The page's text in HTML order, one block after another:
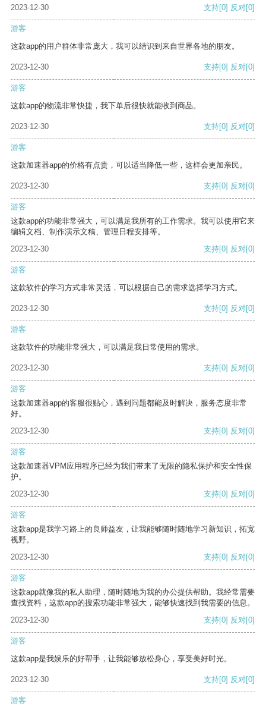
2023-12-30 支持[0] 反对[0]
游客
这款app的用户群体非常庞大，我可以结识到来自世界各地的朋友。
2023-12-30 支持[0] 反对[0]
游客
这款app的物流非常快捷，我下单后很快就能收到商品。
2023-12-30 支持[0] 反对[0]
游客
这款加速器app的价格有点贵，可以适当降低一些，这样会更加亲民。
2023-12-30 支持[0] 反对[0]
游客
这款app的功能非常强大，可以满足我所有的工作需求。我可以使用它来
编辑文档、制作演示文稿、管理日程安排等。
2023-12-30
支持[0] 反对[0]
游客
这款软件的学习方式非常灵活，可以根据自己的需求选择学习方式。
2023-12-30 支持[0] 反对[0]
游客
这款软件的功能非常强大，可以满足我日常使用的需求。
2023-12-30 支持[0] 反对[0]
游客
这款加速器app的客服很贴心，遇到问题都能及时解决，服务态度非常
好。
2023-12-30
支持[0] 反对[0]
游客
这款加速器VPM应用程序已经为我们带来了无限的隐私保护和安全性保
护。
2023-12-30
支持[0] 反对[0]
游客
这款app是我学习路上的良师益友，让我能够随时随地学习新知识，拓宽
视野。
2023-12-30
支持[0] 反对[0]
游客
这款app就像我的私人助理，随时随地为我的办公提供帮助。我经常需要
查找资料，这款app的搜索功能非常强大，能够快速找到我需要的信息。
2023-12-30
支持[0] 反对[0]
游客
这款app是我娱乐的好帮手，让我能够放松身心，享受美好时光。
2023-12-30 支持[0] 反对[0]
游客